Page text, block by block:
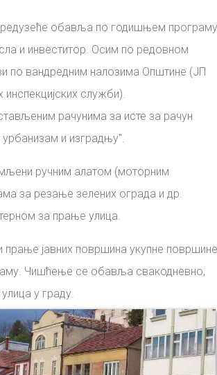
обавља по годишњем
и инвеститор. Осим по редовном
по вандредним налозима Општине (ЈП
служби).
рачунима за исте за рачун
и изградњу".
ручним алатом (моторним
за резање зелених ограда и др.
за прање улица.
јавних површина укупне
Чишћење се обавља свакодневно,
у граду.